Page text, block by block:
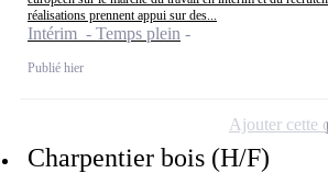
réalisations prennent appui sur des...
Intérim - Temps plein
Publié hier
Charpentier bois (H/F)
Ajouter cette